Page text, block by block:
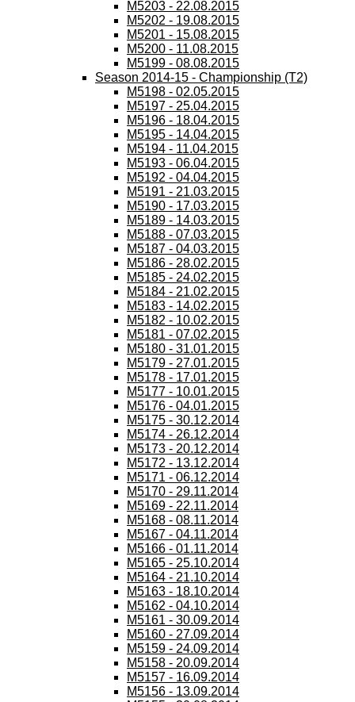
M5203 - 22.08.2015
M5202 - 19.08.2015
M5201 - 15.08.2015
M5200 - 11.08.2015
M5199 - 08.08.2015
Season 2014-15 - Championship (T2)
M5198 - 02.05.2015
M5197 - 25.04.2015
M5196 - 18.04.2015
M5195 - 14.04.2015
M5194 - 11.04.2015
M5193 - 06.04.2015
M5192 - 04.04.2015
M5191 - 21.03.2015
M5190 - 17.03.2015
M5189 - 14.03.2015
M5188 - 07.03.2015
M5187 - 04.03.2015
M5186 - 28.02.2015
M5185 - 24.02.2015
M5184 - 21.02.2015
M5183 - 14.02.2015
M5182 - 10.02.2015
M5181 - 07.02.2015
M5180 - 31.01.2015
M5179 - 27.01.2015
M5178 - 17.01.2015
M5177 - 10.01.2015
M5176 - 04.01.2015
M5175 - 30.12.2014
M5174 - 26.12.2014
M5173 - 20.12.2014
M5172 - 13.12.2014
M5171 - 06.12.2014
M5170 - 29.11.2014
M5169 - 22.11.2014
M5168 - 08.11.2014
M5167 - 04.11.2014
M5166 - 01.11.2014
M5165 - 25.10.2014
M5164 - 21.10.2014
M5163 - 18.10.2014
M5162 - 04.10.2014
M5161 - 30.09.2014
M5160 - 27.09.2014
M5159 - 24.09.2014
M5158 - 20.09.2014
M5157 - 16.09.2014
M5156 - 13.09.2014